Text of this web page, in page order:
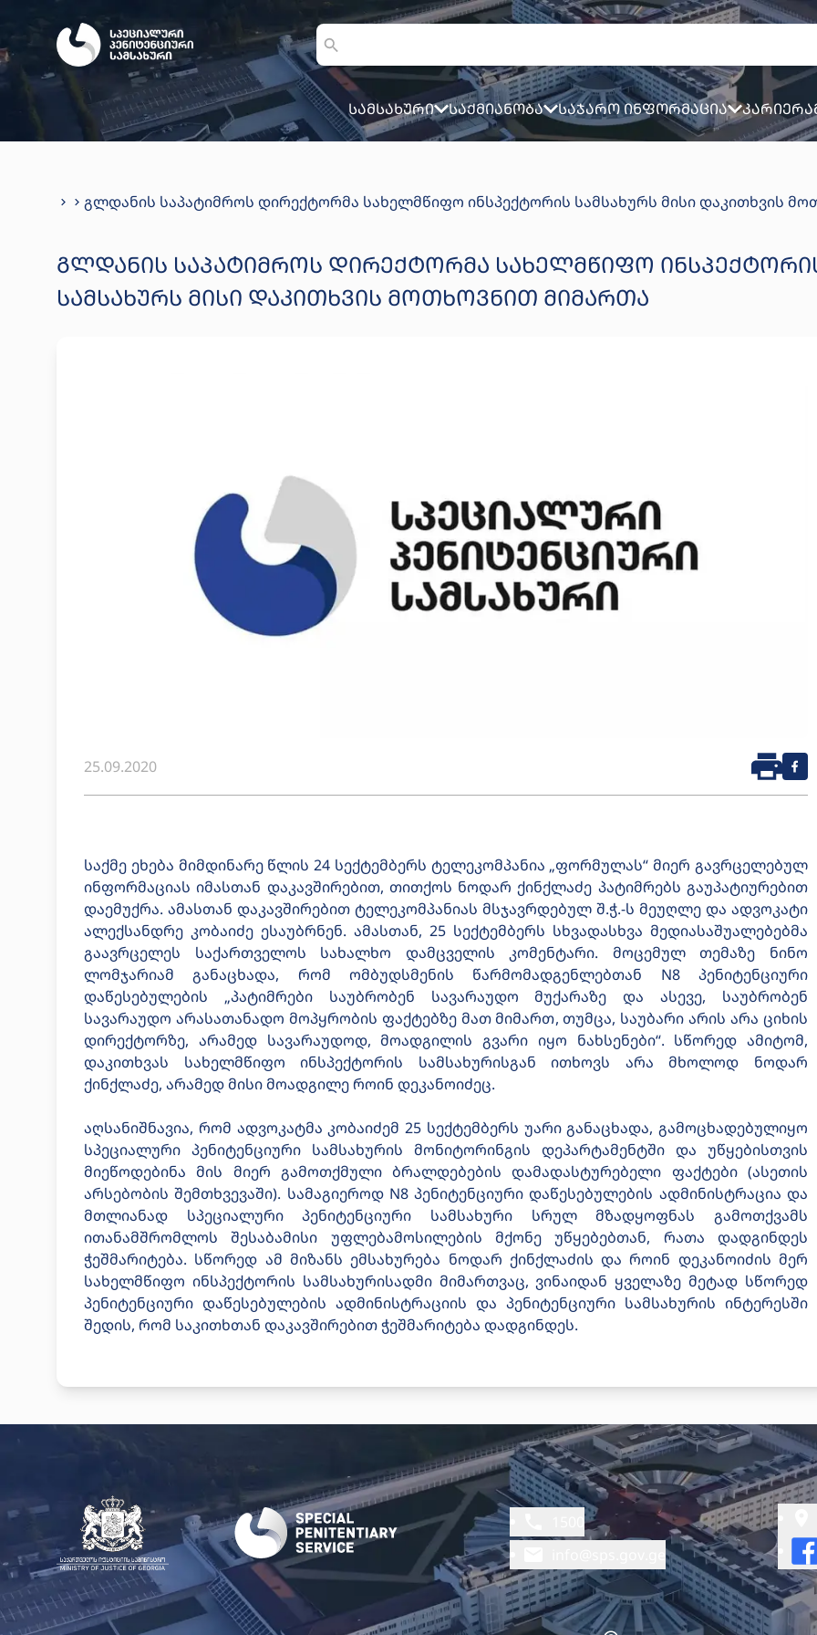
სამსახური საქმიანობა საჯარო ინფორმაცია კარიერა
გლდანის საპატიმროს დირექტორმა სახელმწიფო ინსპექტორის სამსახურს მისი დაკითხვის
ᲒᲚᲓᲐᲜᲘᲡ ᲡᲐᲞᲐᲢᲘᲛᲠᲝᲡ ᲓᲘᲠᲔᲥᲢᲝᲠᲛᲐ ᲡᲐᲮᲔᲚᲛᲬᲘᲤᲝ
ᲡᲐᲛᲡᲐᲮᲣᲠᲡ ᲛᲘᲡᲘ ᲓᲐᲙᲘᲗᲮᲕᲘᲡ ᲛᲝᲗᲮᲝᲕᲜᲘᲗ ᲛᲘᲛᲐᲠᲗᲐ
25.09.2020
საქმე ეხება მიმდინარე წლის 24 სექტემბერს ტელეკომპანია „ფორმულას“ მიერ გავრცელებულ
ინფორმაციას იმასთან დაკავშირებით, თითქოს ნოდარ ქინქლაძე პატიმრებს გაუპატიურებით
დაემუქრა. ამასთან დაკავშირებით ტელეკომპანიას მსჯავრდებულ შ.ჭ.-ს მეუღლე და ადვოკატი
ალექსანდრე კობაიძე ესაუბრნენ. ამასთან, 25 სექტემბერს სხვადასხვა მედიასაშუალებებმა
გაავრცელეს საქართველოს სახალხო დამცველის კომენტარი. მოცემულ თემაზე ნინო
ლომჯარიამ განაცხადა, რომ ომბუდსმენის წარმომადგენლებთან N8 პენიტენციური
დაწესებულების „პატიმრები საუბრობენ სავარაუდო მუქარაზე და ასევე, საუბრობენ
სავარაუდო არასათანადო მოპყრობის ფაქტებზე მათ მიმართ, თუმცა, საუბარი არის არა ციხის
დირექტორზე, არამედ სავარაუდოდ, მოადგილის გვარი იყო ნახსენები“. სწორედ ამიტომ,
დაკითხვას სახელმწიფო ინსპექტორის სამსახურისგან ითხოვს არა მხოლოდ ნოდარ
ქინქლაძე, არამედ მისი მოადგილე როინ დეკანოიძეც.
აღსანიშნავია, რომ ადვოკატმა კობაიძემ 25 სექტემბერს უარი განაცხადა, გამოცხადებულიყო
სპეციალური პენიტენციური სამსახურის მონიტორინგის დეპარტამენტში და უწყებისთვის
მიეწოდებინა მის მიერ გამოთქმული ბრალდებების დამადასტურებელი ფაქტები (ასეთის
არსებობის შემთხვევაში). სამაგიეროდ N8 პენიტენციური დაწესებულების ადმინისტრაცია და
მთლიანად სპეციალური პენიტენციური სამსახური სრულ მზადყოფნას გამოთქვამს
ითანამშრომლოს შესაბამისი უფლებამოსილების მქონე უწყებებთან, რათა დადგინდეს
ჭეშმარიტება. სწორედ ამ მიზანს ემსახურება ნოდარ ქინქლაძის და როინ დეკანოიძის მერ
სახელმწიფო ინსპექტორის სამსახურისადმი მიმართვაც, ვინაიდან ყველაზე მეტად სწორედ
პენიტენციური დაწესებულების ადმინისტრაციის და პენიტენციური სამსახურის ინტერესში
შედის, რომ საკითხთან დაკავშირებით ჭეშმარიტება დადგინდეს.